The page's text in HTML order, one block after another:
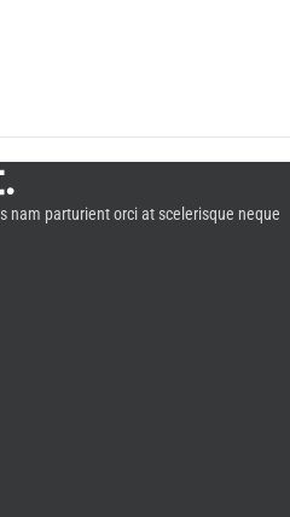
nam parturient orci at scelerisque neque